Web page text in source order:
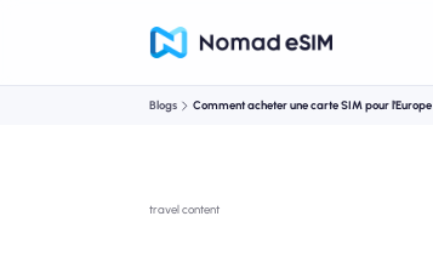
Blogs Comment acheter une carte SIM pour l'Europe
travel content